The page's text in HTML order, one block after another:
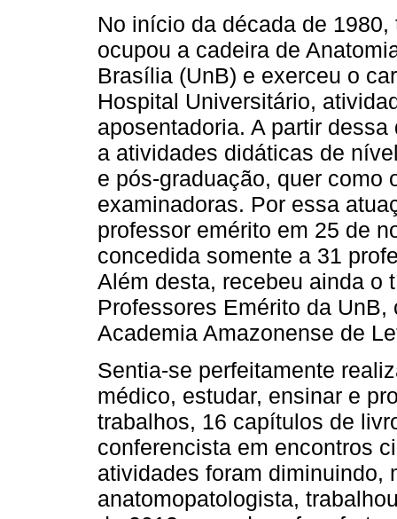
No início da década de
ocupou a cadeira de
Brasília (UnB) e exerceu o
Hospital Universitário,
aposentadoria. A partir
a atividades didáticas de
e pós-graduação, quer como
examinadoras. Por essa
professor emérito em 25 de
concedida somente a 31
Além desta, recebeu ainda o
Professores Emérito da
Academia Amazonense de
Sentia-se perfeitamente
médico, estudar, ensinar e
trabalhos, 16 capítulos de
conferencista em encontros
atividades foram diminuindo,
anatomopatologista,